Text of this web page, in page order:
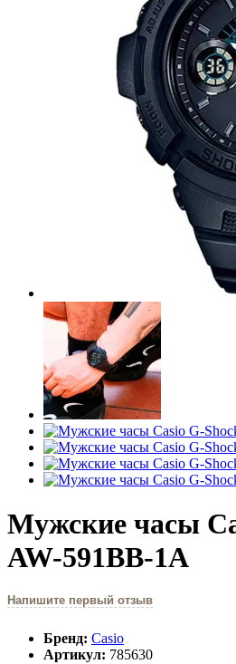
Мужские часы
AW-591BB-1A
Напишите первый отзыв
Бренд: Casio
Артикул: 785630